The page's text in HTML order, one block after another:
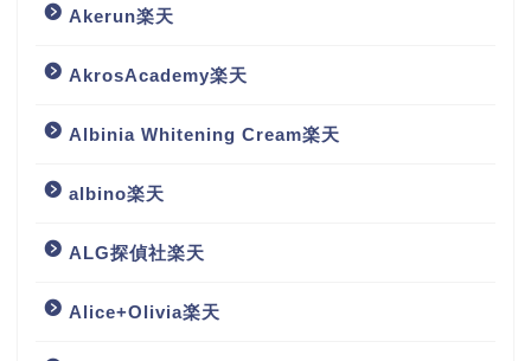
Akerun楽天
AkrosAcademy楽天
Albinia Whitening Cream楽天
albino楽天
ALG探偵社楽天
Alice+Olivia楽天